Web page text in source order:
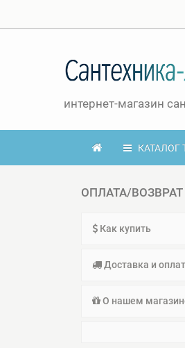
интернет-магазин
КАТАЛОГ
ОПЛАТА/ВОЗВРАТ
Как купить
Доставка и
О нашем